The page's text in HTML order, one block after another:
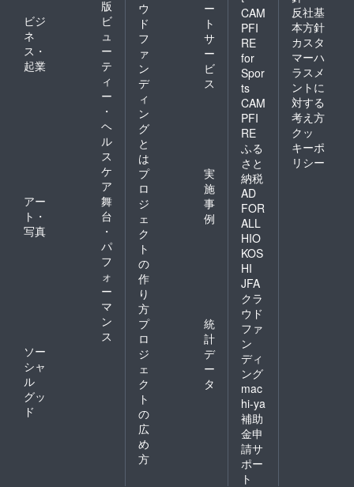
版
ビジ
ネ
ス・
起業
ビ
ュ
ー
テ
ィ
ー
・
ヘ
ル
ス
ケ
ア
アー
ト・
写真
舞
台
・
パ
フ
ォ
ー
マ
ン
ス
ソー
シャ
ル
グッ
ド
ウ
ド
フ
ァ
ン
デ
ィ
ン
グ
と
は
ー
ト
サ
ー
ビ
ス
プ
ロ
ジ
ェ
ク
ト
の
作
り
方
実
施
事
例
プ
ロ
ジ
ェ
ク
ト
の
広
め
方
統
計
デ
ー
タ
CAM
PFI
RE
for
Spor
ts
CAM
PFI
RE
ふる
さと
納税
AD
FOR
ALL
HIO
KOS
HI
JFA
クラ
ウド
ファ
ン
ディ
ング
mac
hi-ya
補助
金申
請サ
ポー
ト
反社基
本方針
カスタ
マーハ
ラスメ
ントに
対する
考え方
クッ
キーポ
リシー